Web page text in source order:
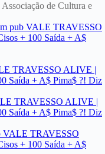
de Cultura e